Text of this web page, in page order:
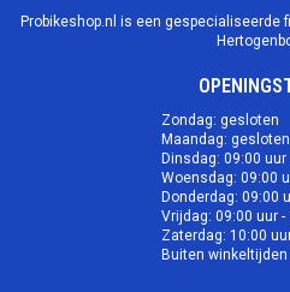
Probikeshop.nl is een gespecialiseerde
Zondag: gesloten
Maandag: gesloten
Dinsdag: 09:00 uur
Woensdag: 09:00
Donderdag: 09:00
Vrijdag: 09:00 uur -
Zaterdag: 10:00
Buiten winkeltijden